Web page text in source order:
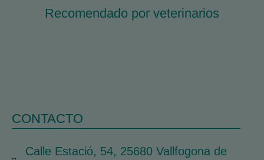
Recomendado por veterinarios
CONTACTO
Calle Estació, 54, 25680 Vallfogona de